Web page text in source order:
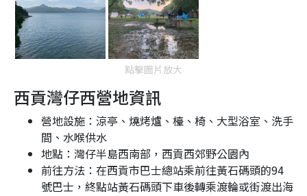
點擊圖片放大
西貢灣仔西營地資訊
營地設施：涼亭、燒烤爐、檯、椅、大型浴室、洗手
間、水喉供水
地點：灣仔半島西南部，西貢西郊野公園內
前往方法：在西貢市巴士總站乘前往黃石碼頭的94
號巴士，終點站黃石碼頭下車後轉乘渡輪或街渡出海